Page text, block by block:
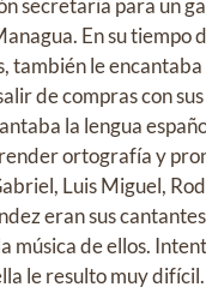
secretaria para un
En su tiempo
también le
de compras con
la lengua
ortografía y
Luis Miguel,
eran sus
música de ellos.
le resulto muy difícil.